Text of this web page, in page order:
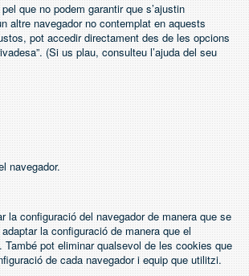
que no podem garantir que s’ajustin
altre navegador no contemplat en aquests
pot accedir directament des de les opcions
(Si us plau, consulteu l’ajuda del seu
navegador.
configuració del navegador de manera que se
la configuració de manera que el
pot eliminar qualsevol de les cookies que
de cada navegador i equip que utilitzi.